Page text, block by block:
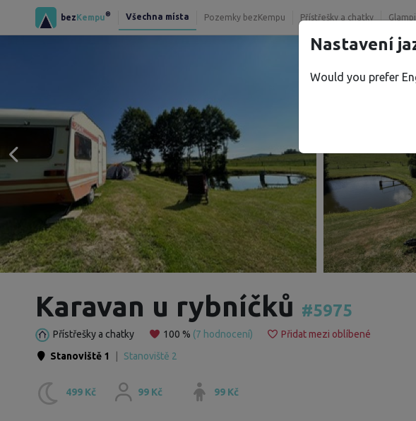
bezKempu® Všechna místa Pozemky bezKempu Přístřešky a chatky
Karavan u rybníčků #5975
Přístřešky a chatky 100 % (7 hodnocení)
Přidat mezi oblíbené
Stanoviště 1
Stanoviště 2
499 Kč 99 Kč 99 Kč
Nastavení
Would you prefer